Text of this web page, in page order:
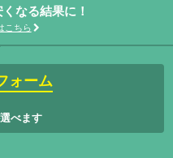
なる結果に！
こちら
ォーム
べます